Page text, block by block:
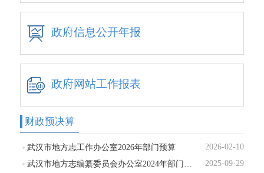
政府信息公开年报
政府网站工作报表
财政预决算
武汉市地方志工作办公室2026年部门预算
2026-02-10
2025-09-29